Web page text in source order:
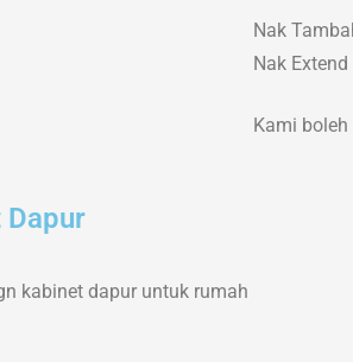
Nak
Nak
Kami
Dapur
kabinet dapur untuk rumah